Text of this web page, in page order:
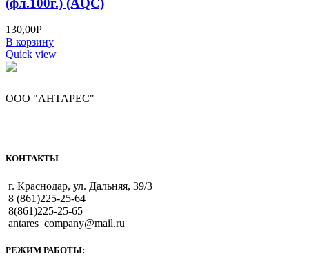
130,00Р
В корзину
Quick view
ООО "АНТАРЕС"
КОНТАКТЫ
г. Краснодар, ул. Дальняя, 39/3
8 (861)225-25-64
8(861)225-25-65
antares_company@mail.ru
РЕЖИМ РАБОТЫ: